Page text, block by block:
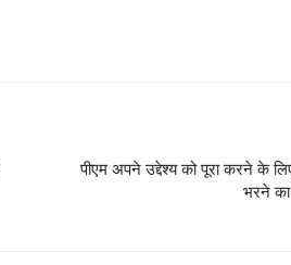
पीएम अपने उद्देश्य को पूरा करने के
भरने का